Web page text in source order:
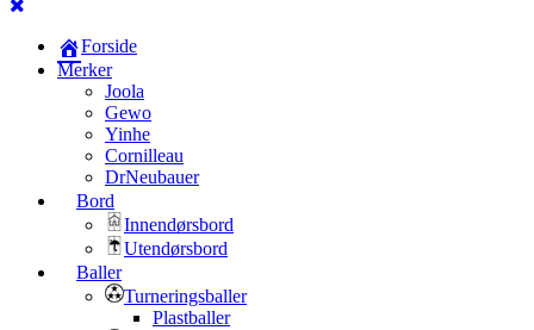
Forside
Merker
Joola
Gewo
Yinhe
Cornilleau
DrNeubauer
Bord
Innendørsbord
Utendørsbord
Baller
Turneringsballer
Plastballer